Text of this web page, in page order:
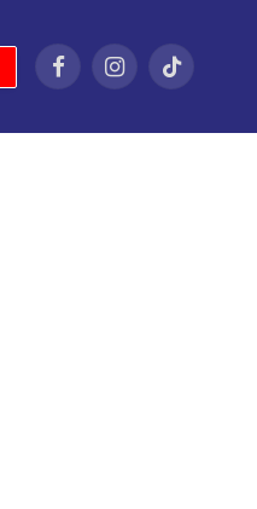
FacebookInstagramTikTok